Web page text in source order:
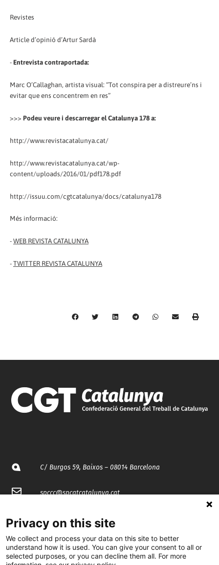
Revistes
Article d’opinió d’Artur Sardà
- Entrevista contraportada:
Marc O’Callaghan, artista visual: “Tot conspira per a distreure’ns i
evitar que ens concentrem en res”
>>> Podeu veure i descarregar el Catalunya 178 a:
http://www.revistacatalunya.cat/
http://www.revistacatalunya.cat/wp-
content/uploads/2016/01/pdf178.pdf
http://issuu.com/cgtcatalunya/docs/catalunya178
Més informació:
-WEB REVISTA CATALUNYA
-TWITTER REVISTA CATALUNYA
C/ Burgos 59, Baixos – 08014 Barcelona
spccc@spcgtcatalunya.cat
@CGTCatalunya
Privacy on this site
We collect and process your data on this site to better
understand how it is used. You can give your consent to all or
selected purposes, or you can decline them all. For more